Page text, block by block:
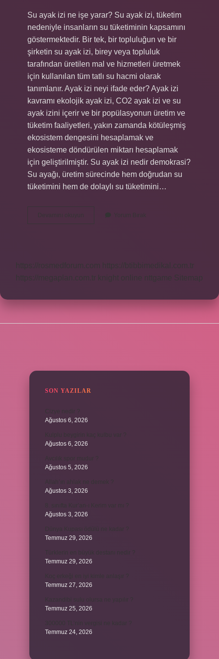
Su ayak izi ne işe yarar? Su ayak izi, tüketim
nedeniyle insanların su tüketiminin kapsamını
göstermektedir. Bir tek, bir topluluğun ve bir
şirketin su ayak izi, birey veya topluluk
tarafından üretilen mal ve hizmetleri üretmek
için kullanılan tüm tatlı su hacmi olarak
tanımlanır. Ayak izi neyi ifade eder? Ayak izi
kavramı ekolojik ayak izi, CO2 ayak izi ve su
ayak izini içerir ve bir popülasyonun üretim ve
tüketim faaliyetleri, yakın zamanda kötüleşmiş
ekosistem dengesini hesaplamak ve
ekosisteme döndürülen miktarı hesaplamak
için geliştirilmiştir. Su ayak izi nedir demokrasi?
Su ayağı, üretim sürecinde hem doğrudan su
tüketimini hem de dolaylı su tüketimini…
Devamını okuyun
Ayak
Yorum Bırak
https://rosmedforum.com
https://btibbimedikal.com.tr
https://megaplan.com.tr knight online nttgame Sitemap
SON YAZILAR
Ağustos 6, 2026
Ağustos 6, 2026
Ağustos 5, 2026
Ağustos 3, 2026
Ağustos 3, 2026
Temmuz 29, 2026
Temmuz 29, 2026
Temmuz 27, 2026
Temmuz 25, 2026
Temmuz 24, 2026